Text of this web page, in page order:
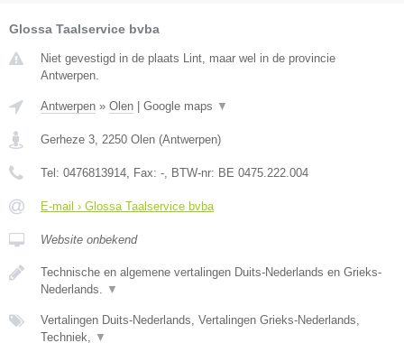
Glossa Taalservice bvba
Niet gevestigd in de plaats Lint, maar wel in de provincie
Antwerpen.
Antwerpen » Olen | Google maps ▼
Gerheze 3 2250 Olen (Antwerpen)
Tel: 0476813914 , Fax: - , BTW-nr: BE 0475.222.004
E-mail › Glossa Taalservice bvba
Website onbekend
Technische en algemene vertalingen Duits-Nederlands en Grieks-
Nederlands.
▼
Vertalingen Duits-Nederlands, Vertalingen Grieks-Nederlands,
Techniek,
▼